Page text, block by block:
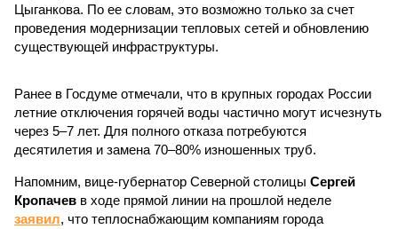
Цыганкова. По ее словам, это возможно только за счет
проведения модернизации тепловых сетей и обновлению
существующей инфраструктуры.
Ранее в Госдуме отмечали, что в крупных городах России
летние отключения горячей воды частично могут исчезнуть
через 5–7 лет. Для полного отказа потребуются
десятилетия и замена 70–80% изношенных труб.
Напомним, вице-губернатор Северной столицы Сергей
Кропачев в ходе прямой линии на прошлой неделе
заявил, что теплоснабжающим компаниям города